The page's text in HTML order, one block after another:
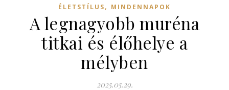
ÉLETSTÍLUS, MINDENNAPOK
A legnagyobb muréna
titkai és élőhelye a
mélyben
2025.05.29.